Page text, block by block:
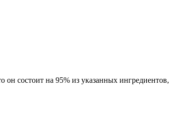
состоит на 95% из указанных ингредиентов,